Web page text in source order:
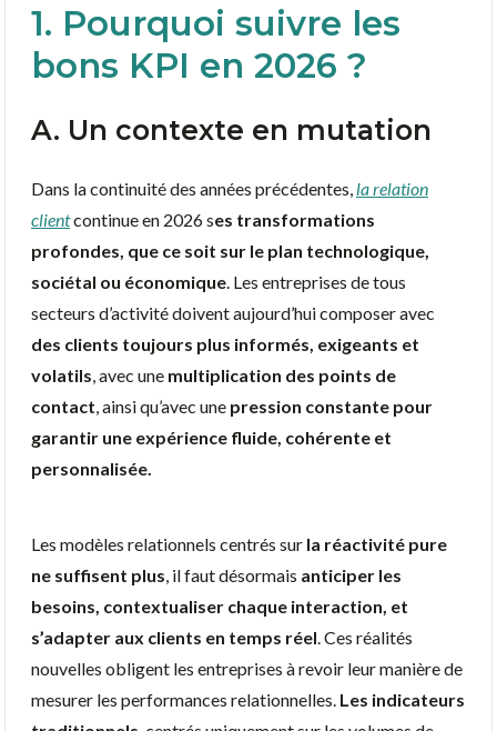
1. Pourquoi suivre les
bons KPI en 2026 ?
A. Un contexte en mutation
Dans la continuité des années précédentes, la relation
clientcontinue en 2026 ses transformations
profondes, que ce soit sur le plan technologique,
sociétal ou économique . Les entreprises de tous
secteurs d’activité doivent aujourd’hui composer avec
des clients toujours plus informés, exigeants et
volatils , avec une multiplication des points de
contact , ainsi qu’avec une pression constante pour
garantir une expérience fluide, cohérente et
personnalisée.
Les modèles relationnels centrés sur la réactivité pure
ne suffisent plus , il faut désormais anticiper les
besoins, contextualiser chaque interaction, et
s’adapter aux clients en temps réel . Ces réalités
nouvelles obligent les entreprises à revoir leur manière de
mesurer les performances relationnelles. Les indicateurs